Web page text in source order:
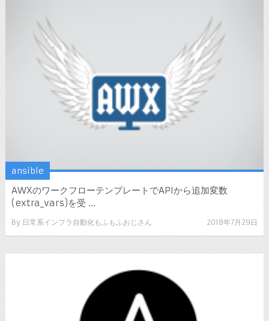
ansible
AWXのワークフローテンプレートでAPIから追加変数
(extra_vars)を受 ...
By 日常系インフラ自動化もふもふおじさん 2018年7月29日